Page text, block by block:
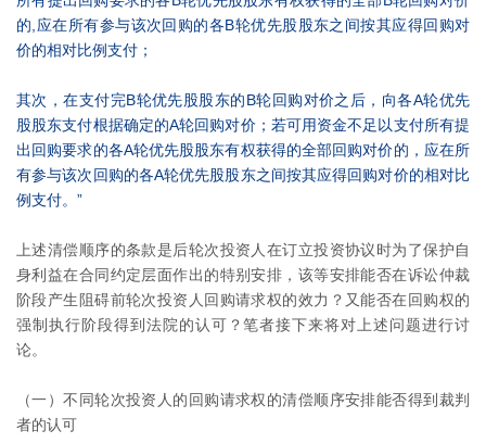
的,应在所有参与该次回购的各B轮优先股股东之间按其应得回购对
价的相对比例支付；
其次，在支付完B轮优先股股东的B轮回购对价之后，向各A轮优先
股股东支付根据确定的A轮回购对价；若可用资金不足以支付所有提
出回购要求的各A轮优先股股东有权获得的全部回购对价的，应在所
有参与该次回购的各A轮优先股股东之间按其应得回购对价的相对比
例支付。”
上述清偿顺序的条款是后轮次投资人在订立投资协议时为了保护自
身利益在合同约定层面作出的特别安排，该等安排能否在诉讼仲裁
阶段产生阻碍前轮次投资人回购请求权的效力？又能否在回购权的
强制执行阶段得到法院的认可？笔者接下来将对上述问题进行讨
论。
（一）不同轮次投资人的回购请求权的清偿顺序安排能否得到裁判
者的认可